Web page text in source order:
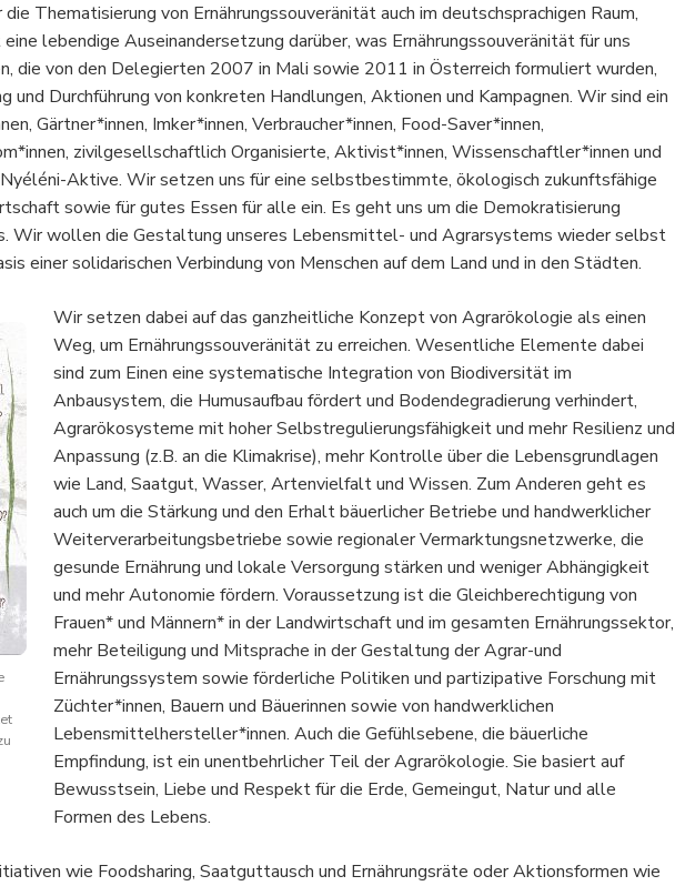
Thematisierung von Ernährungssouveränität auch im deutschsprachigen Raum,
lebendige Auseinandersetzung darüber, was Ernährungssouveränität für uns
die von den Delegierten 2007 in Mali sowie 2011 in Österreich formuliert wurden,
und Durchführung von konkreten Handlungen, Aktionen und Kampagnen. Wir sind ein
Gärtner*innen, Imker*innen, Verbraucher*innen, Food-Saver*innen,
zivilgesellschaftlich Organisierte, Aktivist*innen, Wissenschaftler*innen und
Aktive. Wir setzen uns für eine selbstbestimmte, ökologisch zukunftsfähige
sowie für gutes Essen für alle ein. Es geht uns um die Demokratisierung
Wir wollen die Gestaltung unseres Lebensmittel- und Agrarsystems wieder selbst
einer solidarischen Verbindung von Menschen auf dem Land und in den Städten.
Wir setzen dabei auf das ganzheitliche Konzept von Agrarökologie als einen
Weg, um Ernährungssouveränität zu erreichen. Wesentliche Elemente dabei
sind zum Einen eine systematische Integration von Biodiversität im
Anbausystem, die Humusaufbau fördert und Bodendegradierung verhindert,
Agrarökosysteme mit hoher Selbstregulierungsfähigkeit und mehr Resilienz und
Anpassung (z.B. an die Klimakrise), mehr Kontrolle über die Lebensgrundlagen
wie Land, Saatgut, Wasser, Artenvielfalt und Wissen. Zum Anderen geht es
auch um die Stärkung und den Erhalt bäuerlicher Betriebe und handwerklicher
Weiterverarbeitungsbetriebe sowie regionaler Vermarktungsnetzwerke, die
gesunde Ernährung und lokale Versorgung stärken und weniger Abhängigkeit
und mehr Autonomie fördern. Voraussetzung ist die Gleichberechtigung von
Frauen* und Männern* in der Landwirtschaft und im gesamten Ernährungssektor,
mehr Beteiligung und Mitsprache in der Gestaltung der Agrar-und
Ernährungssystem sowie förderliche Politiken und partizipative Forschung mit
Züchter*innen, Bauern und Bäuerinnen sowie von handwerklichen
Lebensmittelhersteller*innen. Auch die Gefühlsebene, die bäuerliche
Empfindung, ist ein unentbehrlicher Teil der Agrarökologie. Sie basiert auf
Bewusstsein, Liebe und Respekt für die Erde, Gemeingut, Natur und alle
Formen des Lebens.
wie Foodsharing, Saatguttausch und Ernährungsräte oder Aktionsformen wie